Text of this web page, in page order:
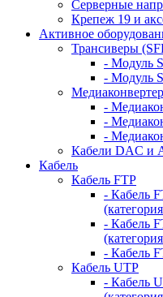
Серверные
Крепеж 19 и
Активное
Трансиверы
- Модуль
- Модуль
-
-
-
Кабели DAC и
Кабель
Кабель FTP
- Кабель
- Кабель
- Кабель
Кабель UTP
- Кабель